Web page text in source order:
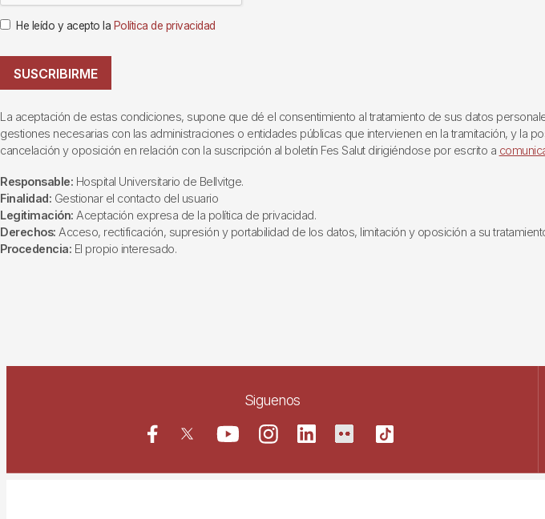
He leído y acepto la Política de privacidad
SUSCRIBIRME
La aceptación de estas condiciones, supone que dé el consentimiento al tratamiento de sus datos
gestiones necesarias con las administraciones o entidades públicas que intervienen en la tramitación, y
cancelación y oposición en relación con la suscripción al boletín Fes Salut dirigiéndose por escrito a
Responsable: Hospital Universitario de Bellvitge.
Finalidad: Gestionar el contacto del usuario
Legitimación: Aceptación expresa de la política de privacidad.
Derechos: Acceso, rectificación, supresión y portabilidad de los datos, limitación y oposición a su
Procedencia: El propio interesado.
Siguenos